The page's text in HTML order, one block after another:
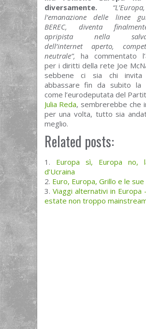
diversamente.
l’emanazione delle linee
BEREC, diventa
apripista nella
dell’internet aperto,
neutrale”, ha commentato
per i diritti della rete Joe
sebbene ci sia chi
abbassare fin da subito la
come l’eurodeputata del
Julia Reda, sembrerebbe che
per una volta, tutto sia
meglio.
Related posts:
Europa sì, Europa no,
d’Ucraina
Euro, Europa, Grillo e le sue
Viaggi alternativi in Europa
estate non troppo